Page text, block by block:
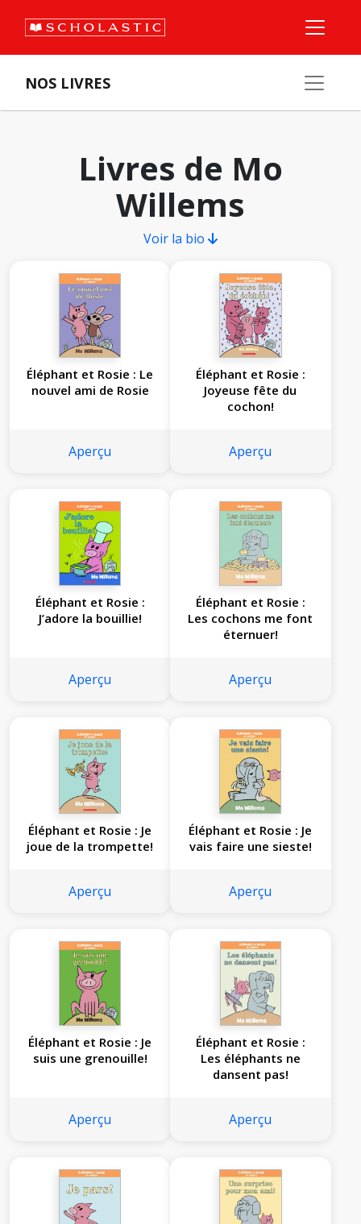
NOS LIVRES
Livres de Mo
Willems
Voir la bio
Éléphant et Rosie : Le
nouvel ami de Rosie
Aperçu
Éléphant et Rosie :
Joyeuse fête du
cochon!
Aperçu
Éléphant et Rosie :
J’adore la bouillie!
Aperçu
Éléphant et Rosie :
Les cochons me font
éternuer!
Aperçu
Éléphant et Rosie : Je
joue de la trompette!
Aperçu
Éléphant et Rosie : Je
vais faire une sieste!
Aperçu
Éléphant et Rosie : Je
suis une grenouille!
Aperçu
Éléphant et Rosie :
Les éléphants ne
dansent pas!
Aperçu